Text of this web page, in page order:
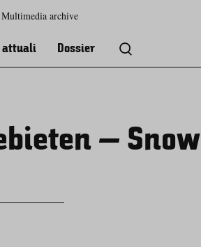
attuali Dossier
Multimedia archive
– Snow